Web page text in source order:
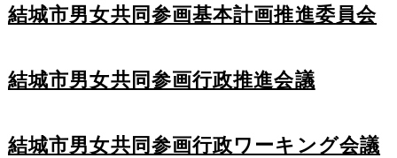
結城市男女共同参画基本計画推進委員会
結城市男女共同参画行政推進会議
結城市男女共同参画行政ワーキング会議